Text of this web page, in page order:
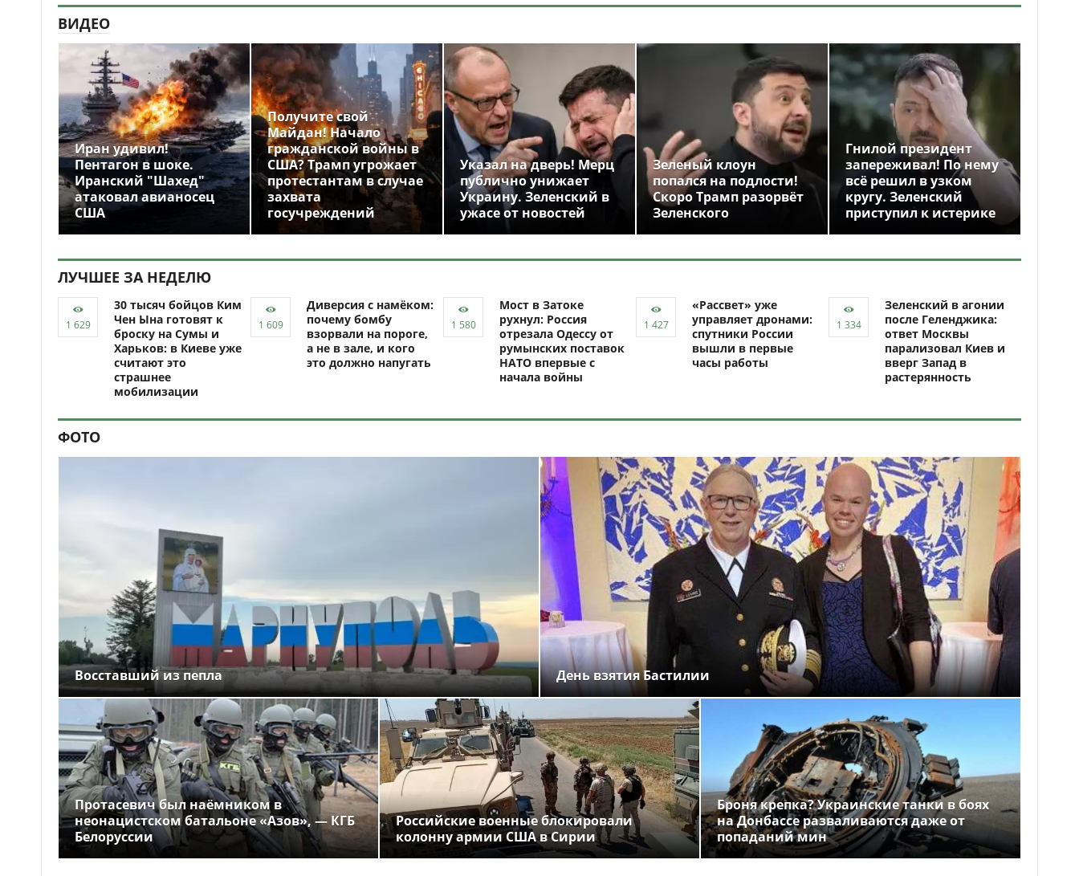
ВИДЕО
Иран удивил!
Пентагон в шоке.
Иранский "Шахед"
атаковал авианосец
США
Получите свой
Майдан! Начало
гражданской войны в
США? Трамп угрожает
протестантам в случае
захвата
госучреждений
Указал на дверь! Мерц
публично унижает
Украину. Зеленский в
ужасе от новостей
Зеленый клоун
попался на подлости!
Скоро Трамп разорвёт
Зеленского
Гнилой президент
запереживал! По нему
всё решил в узком
кругу. Зеленский
приступил к истерике
ЛУЧШЕЕ ЗА НЕДЕЛЮ
30 тысяч бойцов Ким
Чен Ына готовят к
броску на Сумы и
Харьков: в Киеве уже
считают это
страшнее
мобилизации
Диверсия с намёком:
почему бомбу
взорвали на пороге,
а не в зале, и кого
это должно напугать
Мост в Затоке
рухнул: Россия
отрезала Одессу от
румынских поставок
НАТО впервые с
начала войны
«Рассвет» уже
управляет дронами:
спутники России
вышли в первые
часы работы
Зеленский в агонии
после Геленджика:
ответ Москвы
парализовал Киев и
вверг Запад в
растерянность
ФОТО
Восставший из пепла День взятия Бастилии
Протасевич был наёмником в
неонацистском батальоне «Азов», — КГБ
Белоруссии
Российские военные блокировали
колонну армии США в Сирии
Броня крепка? Украинские танки в боях
на Донбассе разваливаются даже от
попаданий мин